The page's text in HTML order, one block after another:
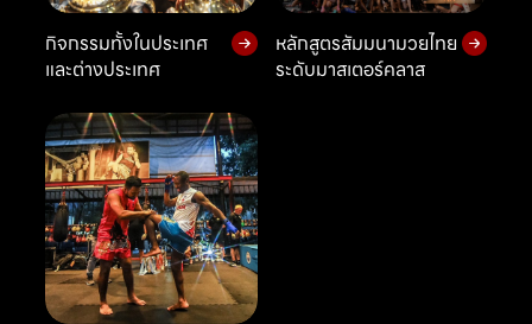
กิจกรรมทั้งในประเทศ
และต่างประเทศ
หลักสูตรสัมมนามวยไทย
ระดับมาสเตอร์คลาส